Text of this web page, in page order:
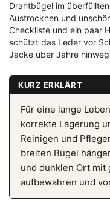
Drahtbügel im
Austrocknen und
Checkliste und ein paar
schützt das Leder vor
Jacke über Jahre
KURZ ERKLÄRT
Für eine lange
korrekte Lagerung
Reinigen und
breiten Bügel
und dunklen Ort
aufbewahren und